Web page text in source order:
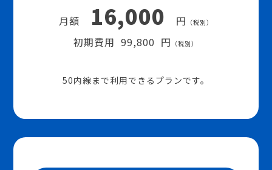
月額 16,000 円 （税別）
初期費用 99,800 円 （税別）
50内線まで利用できるプランです。